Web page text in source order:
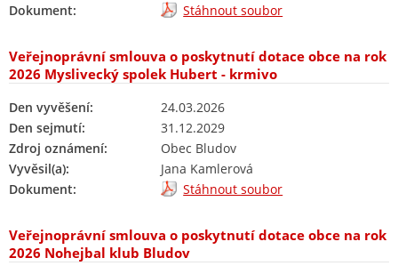
Dokument: Stáhnout soubor
Veřejnoprávní smlouva o poskytnutí dotace obce na rok
2026 Myslivecký spolek Hubert - krmivo
Den vyvěšení:
24.03.2026
Den sejmutí:
31.12.2029
Zdroj oznámení:
Obec Bludov
Vyvěsil(a):
Jana Kamlerová
Dokument:
Stáhnout soubor
Veřejnoprávní smlouva o poskytnutí dotace obce na rok
2026 Nohejbal klub Bludov